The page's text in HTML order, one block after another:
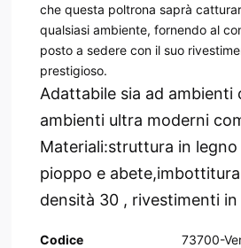
che questa poltrona saprà
qualsiasi ambiente, fornendo al
posto a sedere con il suo
prestigioso.
Adattabile sia ad ambienti
ambienti ultra moderni
Materiali:struttura in legno
pioppo e
densità 30 , rivestimenti in
Codice
73700-